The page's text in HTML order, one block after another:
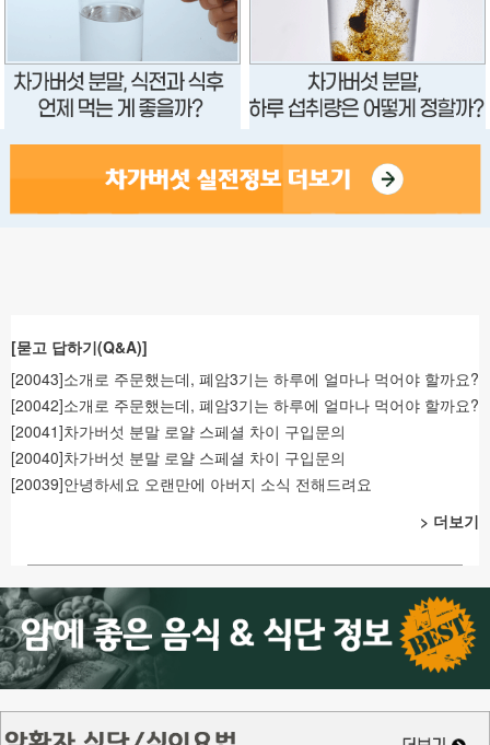
[묻고 답하기(Q&A)]
[20043]소개로 주문했는데, 폐암3기는 하루에 얼마나 먹어야 할까요?
[20042]소개로 주문했는데, 폐암3기는 하루에 얼마나 먹어야 할까요?
[20041]차가버섯 분말 로얄 스페셜 차이 구입문의
[20040]차가버섯 분말 로얄 스페셜 차이 구입문의
[20039]안녕하세요 오랜만에 아버지 소식 전해드려요
> 더보기